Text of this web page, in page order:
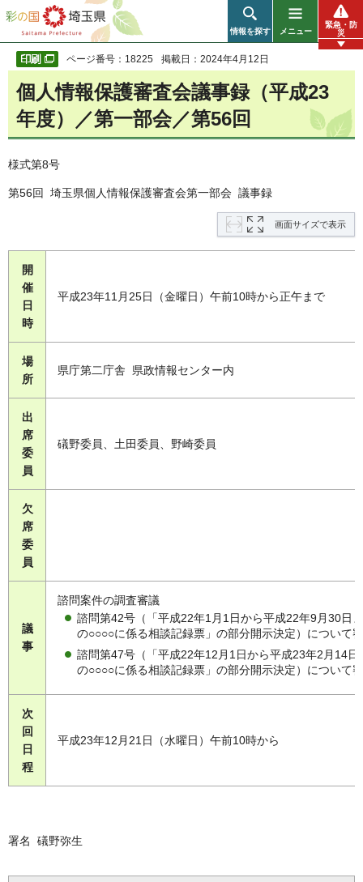
彩の国 埼玉県
情報を探す メニュー
緊急・防
災
ページ番号：18225 掲載日：2024年4月12日
個人情報保護審査会議事録（平成23
年度）／第一部会／第56回
様式第8号
第56回 埼玉県個人情報保護審査会第一部会 議事録
画面サイズで表示
開
催
日
時
平成23年11月25日（金曜日）午前10時から正午まで
場
所
県庁第二庁舎 県政情報センター内
出
席
委
員
礒野委員、土田委員、野崎委員
欠
席
委
員
議
事
諮問案件の調査審議
諮問第42号（「平成22年1月1日から平成22年9月30日
の○○○○に係る相談記録票」の部分開示決定）について
諮問第47号（「平成22年12月1日から平成23年2月14日
の○○○○に係る相談記録票」の部分開示決定）について
次
回
日
程
平成23年12月21日（水曜日）午前10時から
署名 礒野弥生